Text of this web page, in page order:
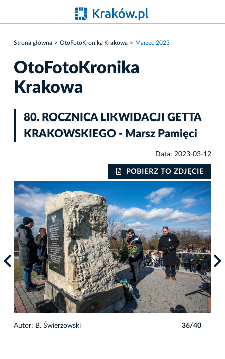
Strona główna OtoFotoKronika Krakowa Marzec 2023
OtoFotoKronika
Krakowa
80. ROCZNICA LIKWIDACJI GETTA
KRAKOWSKIEGO - Marsz Pamięci
Data: 2023-03-12
POBIERZ TO ZDJĘCIE
Autor: B. Świerzowski 36/40